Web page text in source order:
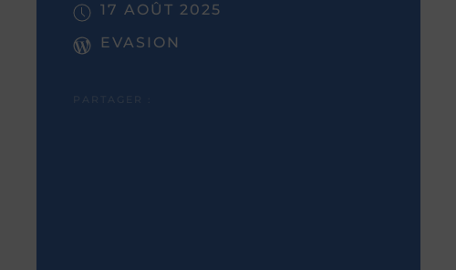
17 AOÛT 2025
EVASION